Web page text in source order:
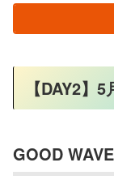
【DAY2】5
GOOD WAVE